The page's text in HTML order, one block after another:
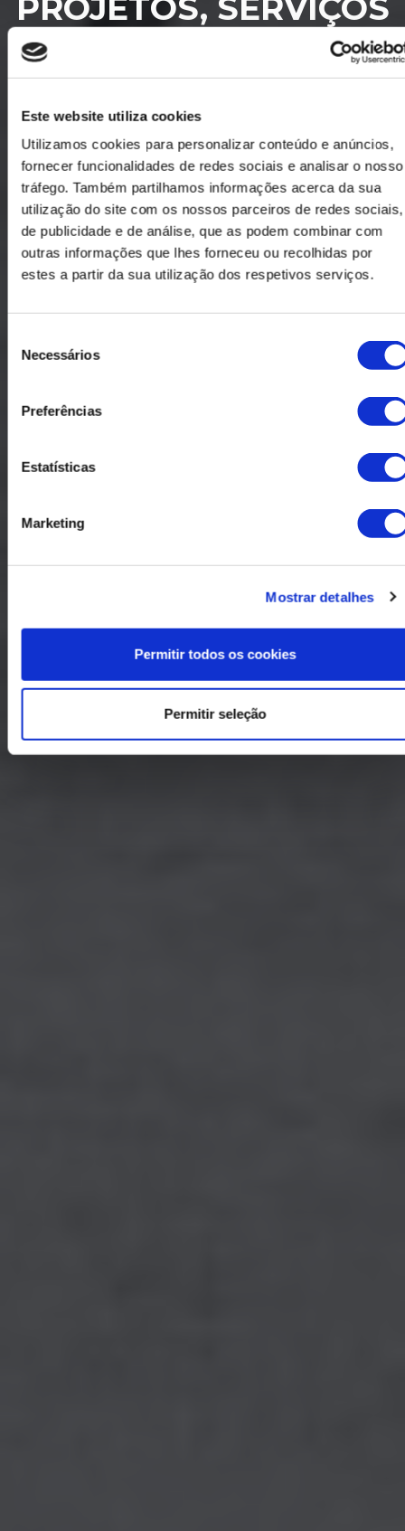
Este website utiliza cookies
Utilizamos cookies para personalizar conteúdo e anúncios,
fornecer funcionalidades de redes sociais e analisar o nosso
tráfego. Também partilhamos informações acerca da sua
utilização do site com os nossos parceiros de redes sociais,
de publicidade e de análise, que as podem combinar com
outras informações que lhes forneceu ou recolhidas por
estes a partir da sua utilização dos respetivos serviços.
Necessários
Preferências
Estatísticas
Marketing
Mostrar detalhes
Permitir todos os cookies
Permitir seleção
PROJETOS, SERVIÇOS